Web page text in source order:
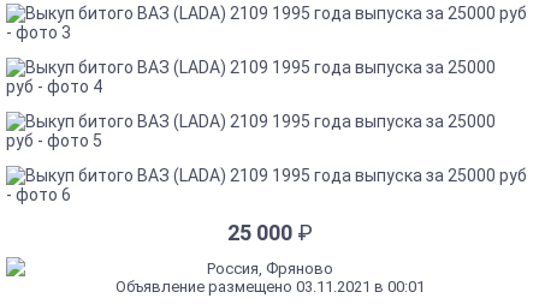
25 000 ₽
Россия, Фряново
Объявление размещено 03.11.2021 в 00:01